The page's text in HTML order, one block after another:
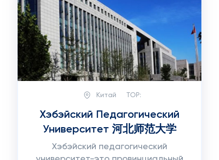
Китай TOP:
Хэбэйский Педагогический
Университет 河北师范大学
Хэбэйский педагогический